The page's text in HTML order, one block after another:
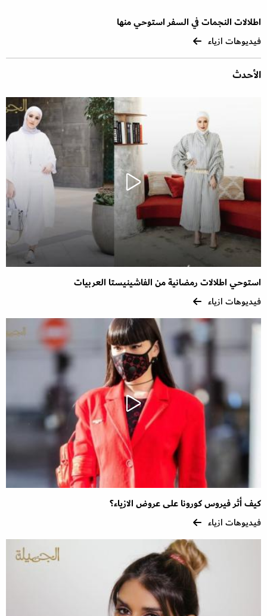
اطلالات النجمات في السفر استوحي منها
فيديوهات ازياء
الأحدث
استوحي اطلالات رمضانية من الفاشينيستا العربيات
فيديوهات ازياء
كيف أثر فيروس كورونا على عروض الازياء؟
فيديوهات ازياء